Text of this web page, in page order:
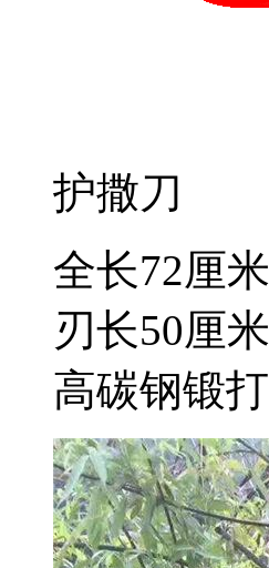
护撒刀
全长72厘米
刃长50厘米
高碳钢锻打